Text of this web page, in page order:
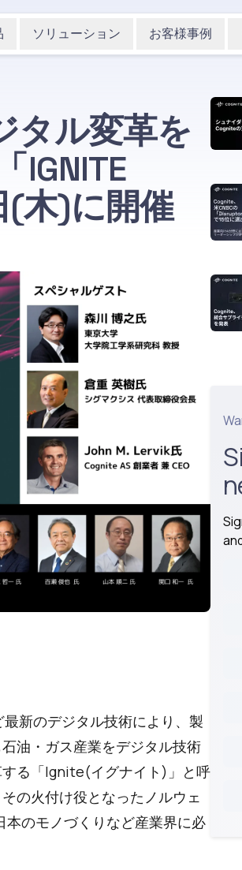
ソリューション お客様事例
タル変革を
IGNITE
(木)に開催
新のデジタル技術により、製
油・ガス産業をデジタル技術
る「Ignite(イグナイト)」と呼
の火付け役となったノルウェ
のモノづくりなど産業界に必